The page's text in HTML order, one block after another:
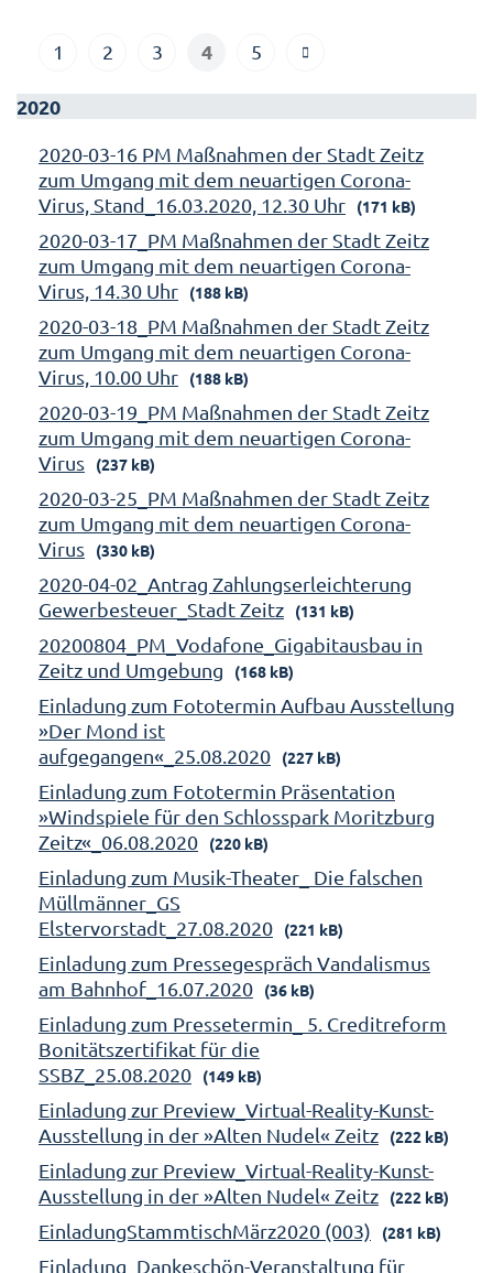
1 2 3 4 5
2020
2020-03-16 PM Maßnahmen der Stadt Zeitz
zum Umgang mit dem neuartigen Corona-
Virus, Stand_16.03.2020, 12.30 Uhr
(171 kB)
2020-03-17_PM Maßnahmen der Stadt Zeitz
zum Umgang mit dem neuartigen Corona-
Virus, 14.30 Uhr
(188 kB)
2020-03-18_PM Maßnahmen der Stadt Zeitz
zum Umgang mit dem neuartigen Corona-
Virus, 10.00 Uhr
(188 kB)
2020-03-19_PM Maßnahmen der Stadt Zeitz
zum Umgang mit dem neuartigen Corona-
Virus
(237 kB)
2020-03-25_PM Maßnahmen der Stadt Zeitz
zum Umgang mit dem neuartigen Corona-
Virus
(330 kB)
2020-04-02_Antrag Zahlungserleichterung
Gewerbesteuer_Stadt Zeitz
(131 kB)
20200804_PM_Vodafone_Gigabitausbau in
Zeitz und Umgebung
(168 kB)
Einladung zum Fototermin Aufbau Ausstellung
»Der Mond ist
aufgegangen«_25.08.2020
(227 kB)
Einladung zum Fototermin Präsentation
»Windspiele für den Schlosspark Moritzburg
Zeitz«_06.08.2020
(220 kB)
Einladung zum Musik-Theater_ Die falschen
Müllmänner_GS
Elstervorstadt_27.08.2020
(221 kB)
Einladung zum Pressegespräch Vandalismus
am Bahnhof_16.07.2020
(36 kB)
Einladung zum Pressetermin_ 5. Creditreform
Bonitätszertifikat für die
SSBZ_25.08.2020
(149 kB)
Einladung zur Preview_Virtual-Reality-Kunst-
Ausstellung in der »Alten Nudel« Zeitz
(222 kB)
Einladung zur Preview_Virtual-Reality-Kunst-
Ausstellung in der »Alten Nudel« Zeitz
(222 kB)
EinladungStammtischMärz2020 (003) (281 kB)
Einladung_Dankeschön-Veranstaltung für